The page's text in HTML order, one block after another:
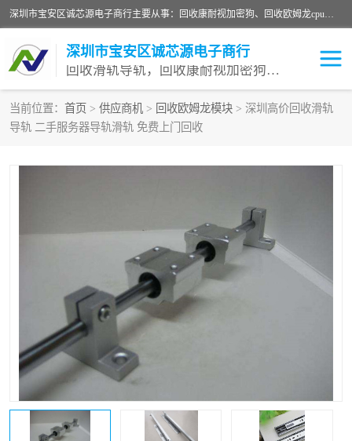
深圳市宝安区诚芯源电子商行主要从事：回收康耐视加密狗、回收欧姆龙cpu、回收欧姆龙模块等 一站式收购,能迅速便捷为客户消化库存、减少仓储、回笼资金，我们交易灵活方便，现金支付，价格优势合理，在业务方面赢得广大客户的一致好评 热情欢迎有库存需要处理的客户 请尽快联系我们
深圳市宝安区诚芯源电子商行
回收滑轨导轨，回收康耐视加密狗，回收欧姆龙PLC
当前位置： 首页 > 供应商机 > 回收欧姆龙模块 > 深圳高价回收滑轨
导轨 二手服务器导轨滑轨 免费上门回收
回收欧姆龙模块 回收康耐视加密狗